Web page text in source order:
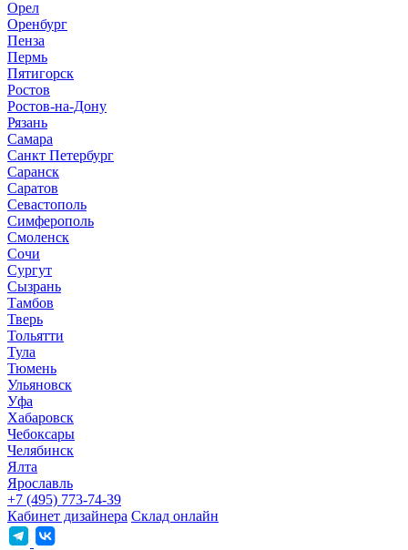
Орел
Оренбург
Пенза
Пермь
Пятигорск
Ростов
Ростов-на-Дону
Рязань
Самара
Санкт Петербург
Саранск
Саратов
Севастополь
Симферополь
Смоленск
Сочи
Сургут
Сызрань
Тамбов
Тверь
Тольятти
Тула
Тюмень
Ульяновск
Уфа
Хабаровск
Чебоксары
Челябинск
Ялта
Ярославль
+7 (495) 773-74-39
Кабинет дизайнера Склад онлайн